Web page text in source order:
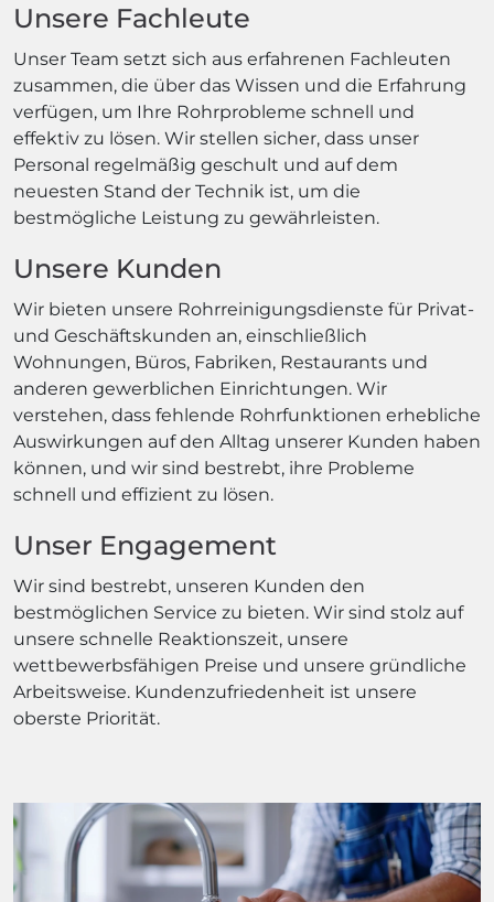
Unsere Fachleute
Unser Team setzt sich aus erfahrenen Fachleuten
zusammen, die über das Wissen und die Erfahrung
verfügen, um Ihre Rohrprobleme schnell und
effektiv zu lösen. Wir stellen sicher, dass unser
Personal regelmäßig geschult und auf dem
neuesten Stand der Technik ist, um die
bestmögliche Leistung zu gewährleisten.
Unsere Kunden
Wir bieten unsere Rohrreinigungsdienste für Privat-
und Geschäftskunden an, einschließlich
Wohnungen, Büros, Fabriken, Restaurants und
anderen gewerblichen Einrichtungen. Wir
verstehen, dass fehlende Rohrfunktionen erhebliche
Auswirkungen auf den Alltag unserer Kunden haben
können, und wir sind bestrebt, ihre Probleme
schnell und effizient zu lösen.
Unser Engagement
Wir sind bestrebt, unseren Kunden den
bestmöglichen Service zu bieten. Wir sind stolz auf
unsere schnelle Reaktionszeit, unsere
wettbewerbsfähigen Preise und unsere gründliche
Arbeitsweise. Kundenzufriedenheit ist unsere
oberste Priorität.